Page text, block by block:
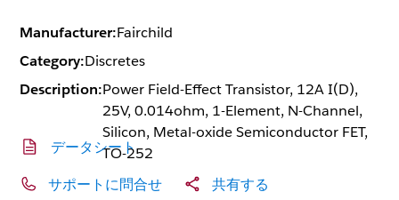
Manufacturer:Fairchild
Category:Discretes
Description:Power Field-Effect Transistor, 12A I(D),
25V, 0.014ohm, 1-Element, N-Channel,
Silicon, Metal-oxide Semiconductor FET,
TO-252
データシート
サポートに問合せ 共有する